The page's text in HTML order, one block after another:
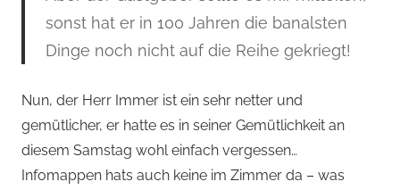
sonst hat er in 100 Jahren die banalsten
Dinge noch nicht auf die Reihe gekriegt!
Nun, der Herr Immer ist ein sehr netter und
gemütlicher, er hatte es in seiner Gemütlichkeit an
diesem Samstag wohl einfach vergessen…
Infomappen hats auch keine im Zimmer da – was